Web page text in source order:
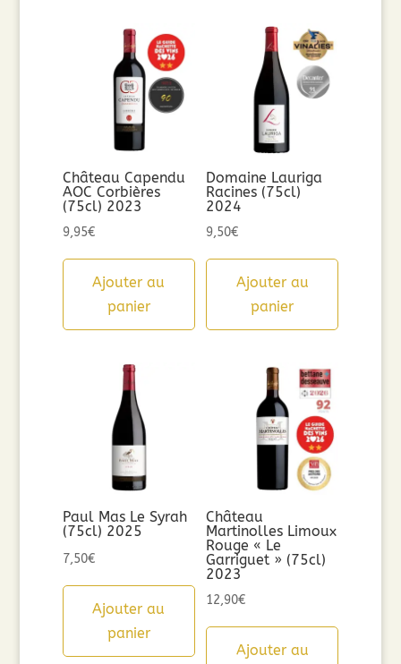
Château Capendu
AOC Corbières
(75cl) 2023
9,95€
Ajouter au
panier
Domaine Lauriga
Racines (75cl)
2024
9,50€
Ajouter au
panier
Paul Mas Le Syrah
(75cl) 2025
7,50€
Ajouter au
panier
Château
Martinolles Limoux
Rouge « Le
Garriguet » (75cl)
2023
12,90€
Ajouter au